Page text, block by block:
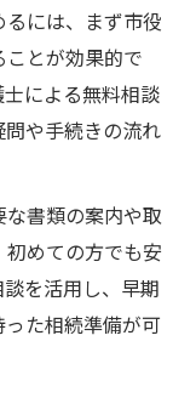
も安心
産相続相談
コツ
準備の工夫
準備ポイント
相続の知恵
ための準備術
の実践法
書作成方法
には、まず市役
とが効果的で
による無料相談
や手続きの流れ
書類の案内や取
めての方でも安
を活用し、早期
た相続準備が可